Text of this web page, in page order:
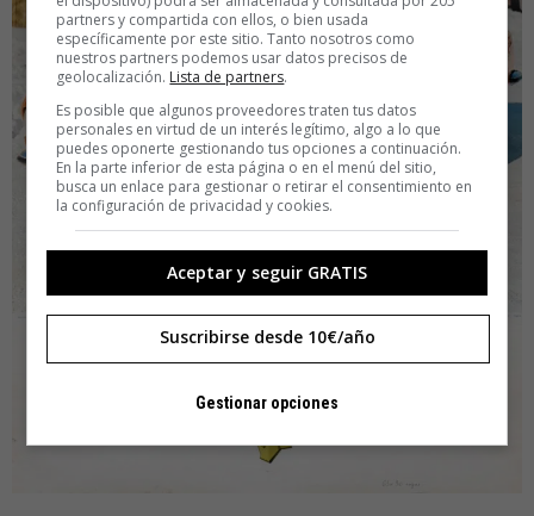
partners y compartida con ellos, o bien usada
específicamente por este sitio. Tanto nosotros como
nuestros partners podemos usar datos precisos de
geolocalización. Lista de partners.
Es posible que algunos proveedores traten tus datos
personales en virtud de un interés legítimo, algo a lo que
puedes oponerte gestionando tus opciones a continuación.
En la parte inferior de esta página o en el menú del sitio,
busca un enlace para gestionar o retirar el consentimiento en
la configuración de privacidad y cookies.
Aceptar y seguir GRATIS
Suscribirse desde 10€/año
Gestionar opciones